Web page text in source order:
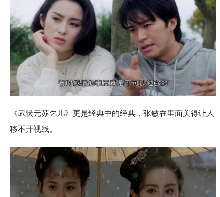
《武状元苏乞儿》更是经典中的经典，张敏在里面美得让人
移不开视线。